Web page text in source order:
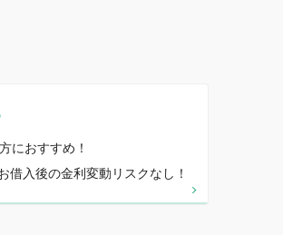
におすすめ！
借入後の金利変動リスクなし！